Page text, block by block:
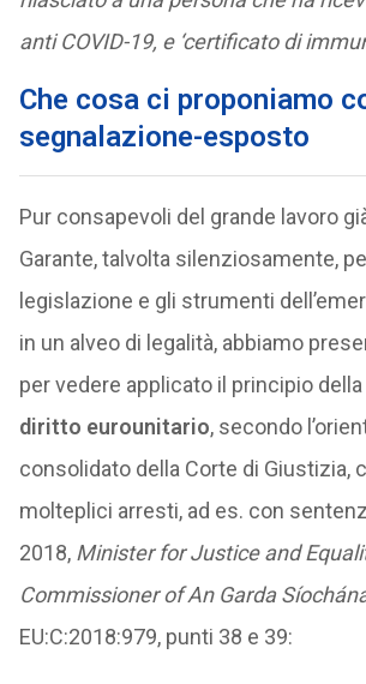
anti COVID-19, e ‘certificato di
Che cosa ci proponiamo
segnalazione-esposto
Pur consapevoli del grande lavoro
Garante, talvolta silenziosamente,
legislazione e gli strumenti
in un alveo di legalità, abbiamo
per vedere applicato il principio della
diritto eurounitario, secondo
consolidato della Corte di Giustizia,
molteplici arresti, ad es. con
2018, Minister for Justice and
Commissioner of An Garda
EU:C:2018:979, punti 38 e 39: